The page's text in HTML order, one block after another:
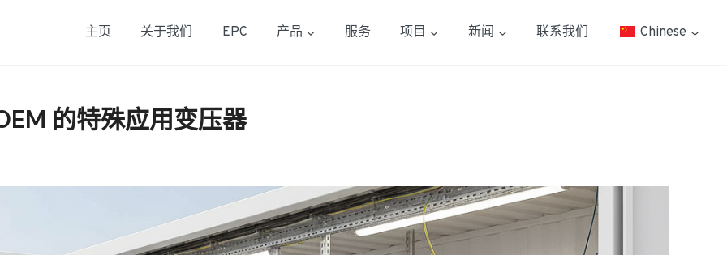
主页 关于我们 EPC 产品 服务 项目 新闻 联系我们 Chinese
的特殊应用变压器